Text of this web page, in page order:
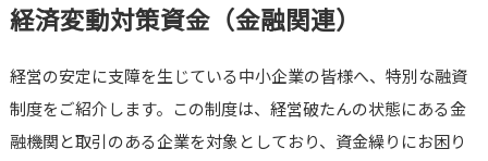
経済変動対策資金（金融関連）
経営の安定に支障を生じている中小企業の皆様へ、特別な融資
制度をご紹介します。この制度は、経営破たんの状態にある金
融機関と取引のある企業を対象としており、資金繰りにお困り